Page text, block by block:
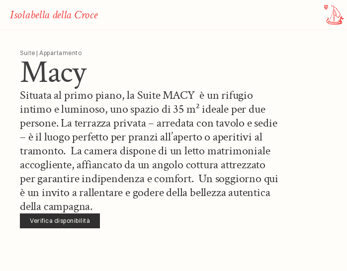
Isolabella della Croce
Suite | Appartamento
Macy
Situata al primo piano, la Suite MACY  è un rifugio
intimo e luminoso, uno spazio di 35 m² ideale per due
persone. La terrazza privata – arredata con tavolo e sedie
– è il luogo perfetto per pranzi all’aperto o aperitivi al
tramonto.  La camera dispone di un letto matrimoniale
accogliente, affiancato da un angolo cottura attrezzato
per garantire indipendenza e comfort.  Un soggiorno qui
è un invito a rallentare e godere della bellezza autentica
della campagna.
Verifica disponibilità